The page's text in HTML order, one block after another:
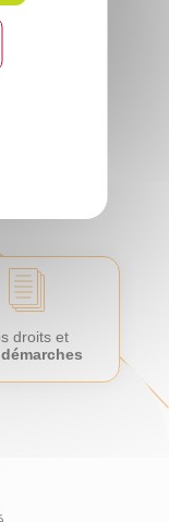
droits et